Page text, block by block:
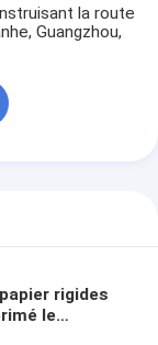
la route
Guangzhou,
rigides
le